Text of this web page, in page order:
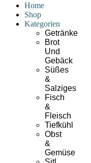
Home
Shop
Kategorien
Getränke
Brot
Und
Gebäck
Süßes
&
Salziges
Fisch
&
Fleisch
Tiefkühl
Obst
&
Gemüse